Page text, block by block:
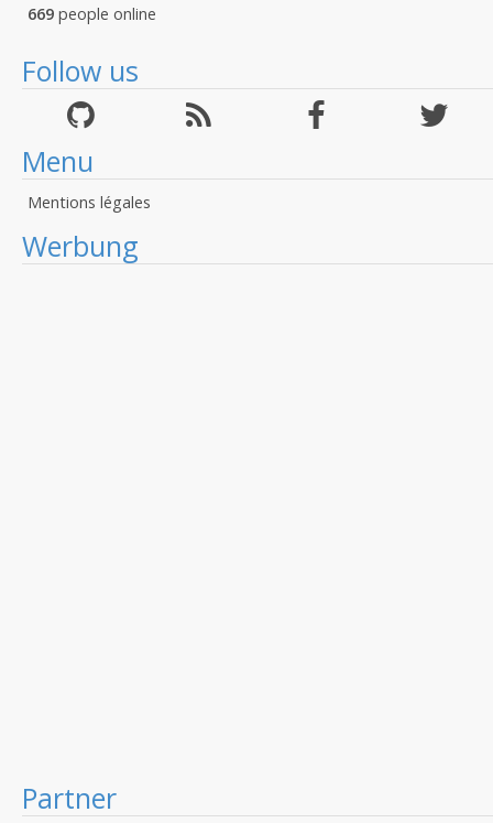
669 people online
Follow us
Menu
Mentions légales
Werbung
Partner